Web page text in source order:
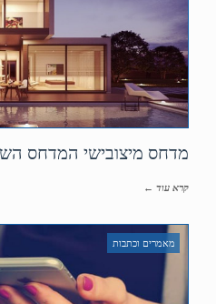
מדחס מיצובישי המדחס
קרא עוד ←
מאמרים וכתבות